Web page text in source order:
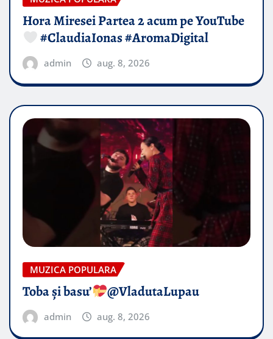
Hora Miresei Partea 2 acum pe YouTube
#ClaudiaIonas #AromaDigital
admin aug. 8, 2026
MUZICA POPULARA
Toba și basu’ @VladutaLupau
admin aug. 8, 2026